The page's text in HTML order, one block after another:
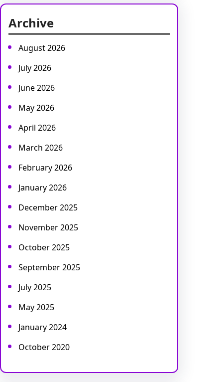
h
Archive
August 2026
July 2026
June 2026
May 2026
April 2026
March 2026
February 2026
January 2026
December 2025
November 2025
October 2025
September 2025
July 2025
May 2025
January 2024
October 2020